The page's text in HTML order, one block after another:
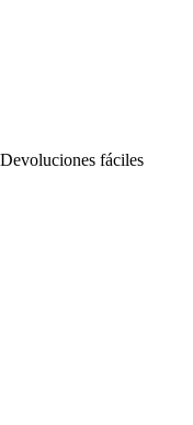
Devoluciones fáciles